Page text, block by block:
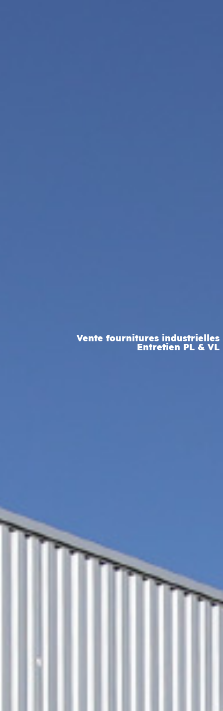
Vente fournitures industrielles
Entretien PL & VL